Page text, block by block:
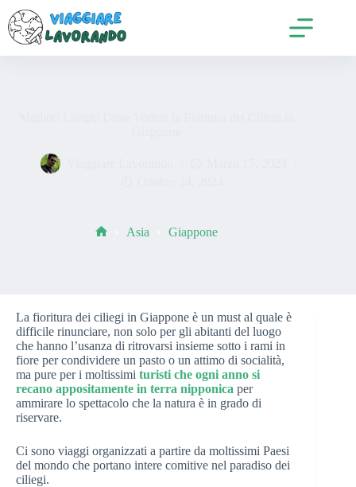
contenuto
Asia Giappone
La fioritura dei ciliegi in Giappone è un must al quale è
difficile rinunciare, non solo per gli abitanti del luogo
che hanno l’usanza di ritrovarsi insieme sotto i rami in
fiore per condividere un pasto o un attimo di socialità,
ma pure per i moltissimi turisti che ogni anno si
recano appositamente in terra nipponica per
ammirare lo spettacolo che la natura è in grado di
riservare.
Ci sono viaggi organizzati a partire da moltissimi Paesi
del mondo che portano intere comitive nel paradiso dei
ciliegi.